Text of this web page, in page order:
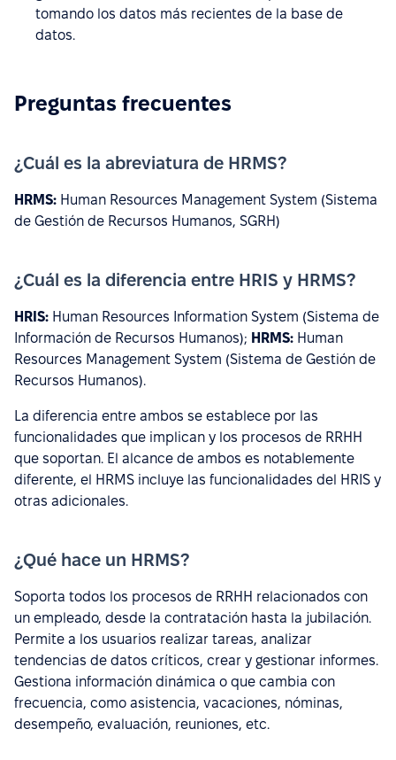
tomando los datos más recientes de la base de
datos.
Preguntas frecuentes
¿Cuál es la abreviatura de HRMS?
HRMS: Human Resources Management System (Sistema
de Gestión de Recursos Humanos, SGRH)
¿Cuál es la diferencia entre HRIS y HRMS?
HRIS: Human Resources Information System (Sistema de
Información de Recursos Humanos); HRMS: Human
Resources Management System (Sistema de Gestión de
Recursos Humanos).
La diferencia entre ambos se establece por las
funcionalidades que implican y los procesos de RRHH
que soportan. El alcance de ambos es notablemente
diferente, el HRMS incluye las funcionalidades del HRIS y
otras adicionales.
¿Qué hace un HRMS?
Soporta todos los procesos de RRHH relacionados con
un empleado, desde la contratación hasta la jubilación.
Permite a los usuarios realizar tareas, analizar
tendencias de datos críticos, crear y gestionar informes.
Gestiona información dinámica o que cambia con
frecuencia, como asistencia, vacaciones, nóminas,
desempeño, evaluación, reuniones, etc.